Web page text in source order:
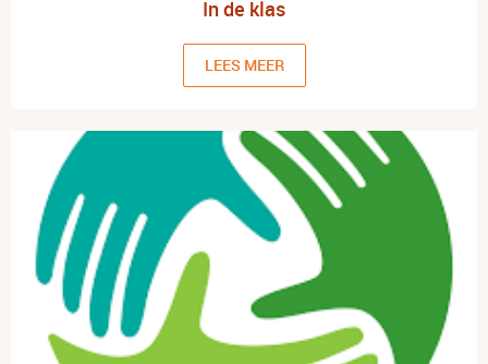
In de klas
LEES MEER